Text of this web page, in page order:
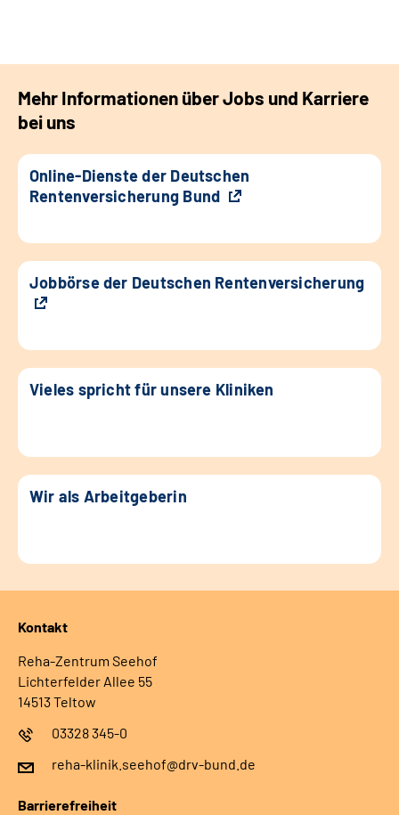
Mehr Informationen über Jobs und Karriere
bei uns
Online-Dienste der Deutschen
Rentenversicherung Bund
Jobbörse der Deutschen Rentenversicherung
Vieles spricht für unsere Kliniken
Wir als Arbeitgeberin
Kontakt
Reha-Zentrum Seehof
Lichterfelder Allee 55
14513 Teltow
03328 345-0
reha-klinik.seehof@drv-bund.de
Barrierefreiheit